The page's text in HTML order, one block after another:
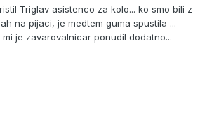
Triglav asistenco za kolo... ko smo bili z
na pijaci, je medtem guma spustila ...
je zavarovalnicar ponudil dodatno...